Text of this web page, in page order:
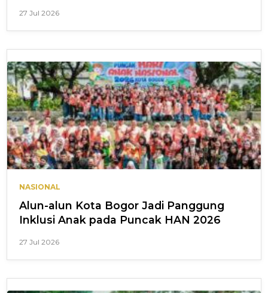
27 Jul 2026
NASIONAL
Alun-alun Kota Bogor Jadi Panggung
Inklusi Anak pada Puncak HAN 2026
27 Jul 2026